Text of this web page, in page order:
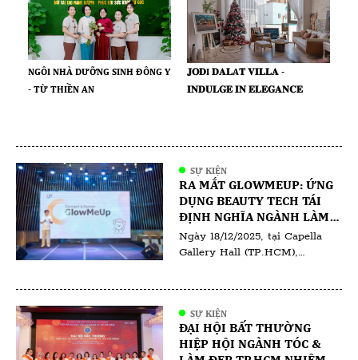
NGÔI NHÀ DƯỠNG SINH ĐÔNG Y
- TỪ THIỀN AN
𝐉𝐎𝐃I 𝐃𝐀𝐋A𝐓 𝐕𝐈𝐋𝐋𝐀 -
𝐈𝐍𝐃𝐔𝐋𝐆𝐄 𝐈𝐍 𝐄𝐋𝐄𝐆𝐀𝐍𝐂𝐄
SỰ KIỆN
RA MẮT GLOWMEUP: ỨNG
DỤNG BEAUTY TECH TÁI
ĐỊNH NGHĨA NGÀNH LÀM
ĐẸP TẠI VIỆT NAM
Ngày 18/12/2025, tại Capella
Gallery Hall (TP.HCM),
quan trọng trong việc ứng
dụng công nghệ vào ngành làm
đẹp và chăm sóc sức khỏe tại
SỰ KIỆN
ĐẠI HỘI BẤT THƯỜNG
HIỆP HỘI NGÀNH TÓC &